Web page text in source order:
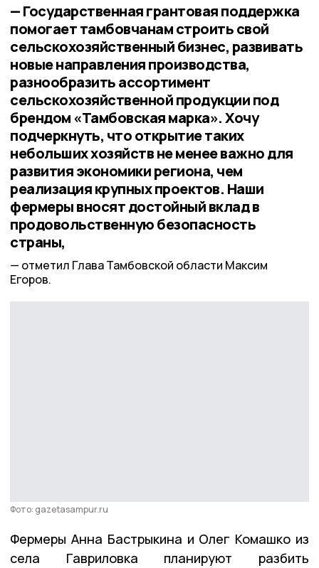
— Государственная грантовая поддержка
помогает тамбовчанам строить свой
сельскохозяйственный бизнес, развивать
новые направления производства,
разнообразить ассортимент
сельскохозяйственной продукции под
брендом «Тамбовская марка». Хочу
подчеркнуть, что открытие таких
небольших хозяйств не менее важно для
развития экономики региона, чем
реализация крупных проектов. Наши
фермеры вносят достойный вклад в
продовольственную безопасность
страны,
отметил Глава Тамбовской области Максим
Егоров.
Фото: gazetasampur.ru
Фермеры Анна Бастрыкина и Олег Комашко из
села Гавриловка планируют разбить